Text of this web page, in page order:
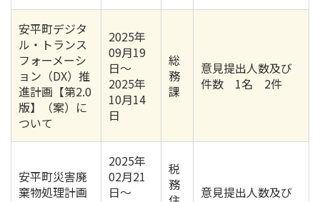
安平町デジタ
ル・トランス
フォーメーシ
ョン（DX）推
進計画【第2.0
版】（案）に
ついて
2025年
09月19
日〜
2025年
10月14
日
総
務
課
意見提出人数及び
件数 1名 2件
安平町災害廃
棄物処理計画
2025年
02月21
日〜
税
務
意見提出人数及び